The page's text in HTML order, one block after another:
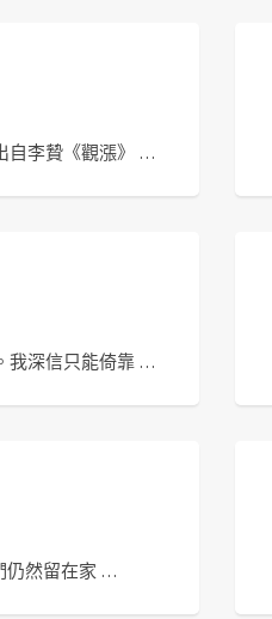
自李贄《觀漲》 …
我深信只能倚靠 …
仍然留在家 …